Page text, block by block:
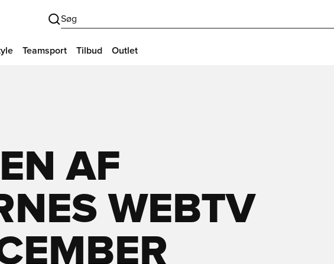
Søg
Teamsport Tilbud Outlet
AF
WEBTV